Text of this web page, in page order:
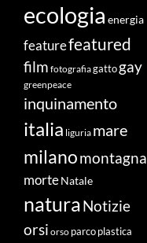
ecologia energia
featurefeatured
film fotografiagatto gay
greenpeace
inquinamento
italia liguria mare
milanomontagna
morteNatale
naturaNotizie
orsi orso parco plastica